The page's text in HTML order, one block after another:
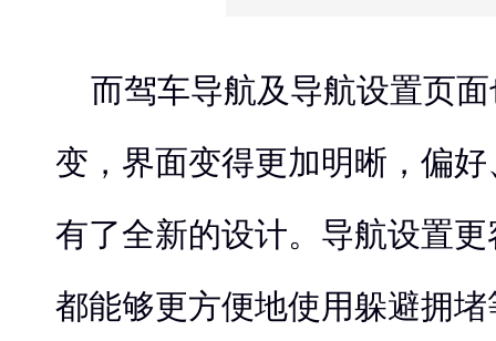
而驾车导航及导航设置页
变，界面变得更加明晰，偏
有了全新的设计。导航设置
都能够更方便地使用躲避拥